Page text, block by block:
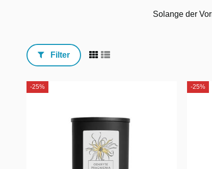
Solange der
Filter
-25% -25%